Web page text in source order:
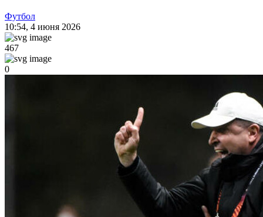
Футбол
10:54, 4 июня 2026
467
0